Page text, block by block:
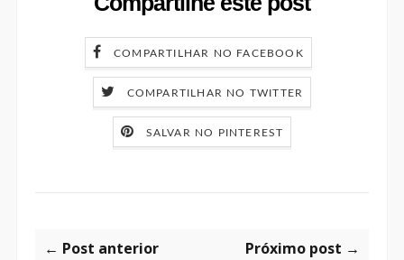
COMPARTILHAR NO FACEBOOK
COMPARTILHAR NO TWITTER
SALVAR NO PINTEREST
← Post anterior Próximo post →